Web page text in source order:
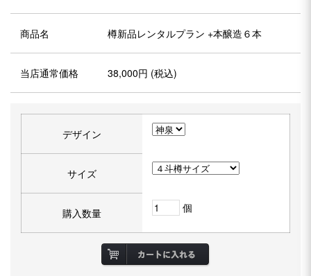
商品名 樽新品レンタルプラン +本醸造６本
当店通常価格 38,000円 (税込)
デザイン
サイズ
購入数量 個